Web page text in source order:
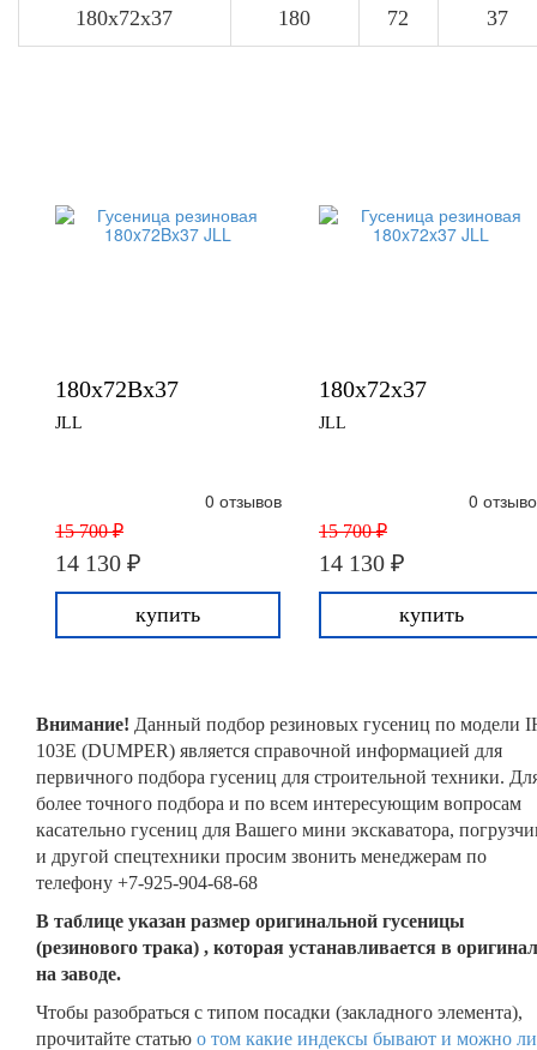
180x72x37 180 72 37
180x72Bx37
JLL
0 отзывов
15 700 ₽
14 130 ₽
купить
180x72x37
JLL
0
15 700 ₽
14 130 ₽
купить
Внимание! Данный подбор резиновых гусениц по модели
103E (DUMPER) является справочной информацией для
первичного подбора гусениц для строительной техники.
более точного подбора и по всем интересующим вопросам
касательно гусениц для Вашего мини экскаватора,
и другой спецтехники просим звонить менеджерам по
телефону +7-925-904-68-68
В таблице указан размер оригинальной гусеницы
(резинового трака) , которая устанавливается в
на заводе.
Чтобы разобраться с типом посадки (закладного элемента),
прочитайте статью о том какие индексы бывают и можно